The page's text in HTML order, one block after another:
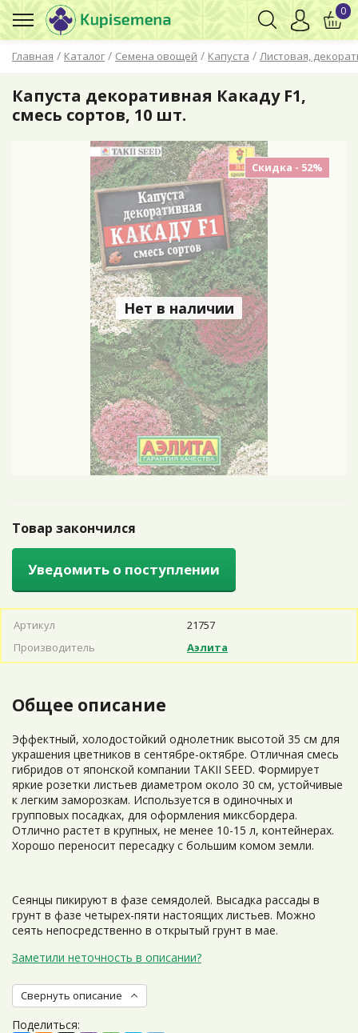
Главная / Каталог / Семена овощей / Капуста / Листовая,
0
Капуста декоративная Какаду F1,
смесь сортов, 10 шт.
Скидка - 52%
Нет в наличии
Товар закончился
Уведомить о поступлении
Артикул
21757
Производитель
Аэлита
Общее описание
Эффектный, холодостойкий однолетник высотой 35 см для
украшения цветников в сентябре-октябре. Отличная смесь
гибридов от японской компании TAKII SEED. Формирует
яркие розетки листьев диаметром около 30 см, устойчивые
к легким заморозкам. Используется в одиночных и
групповых посадках, для оформления миксбордера.
Отлично растет в крупных, не менее 10-15 л, контейнерах.
Хорошо переносит пересадку с большим комом земли.
Сеянцы пикируют в фазе семядолей. Высадка рассады в
грунт в фазе четырех-пяти настоящих листьев. Можно
сеять непосредственно в открытый грунт в мае.
Заметили неточность в описании?
Свернуть описание
Поделиться: